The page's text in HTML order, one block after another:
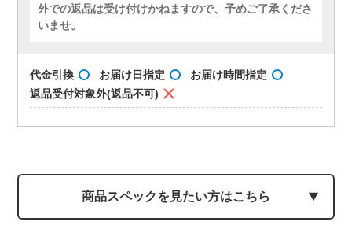
外での返品は受け付けかねますので、予めご了承くださ
いませ。
代金引換 お届け日指定
お届け時間指定
返品受付対象外(返品不可)
商品スペックを見たい方はこちら